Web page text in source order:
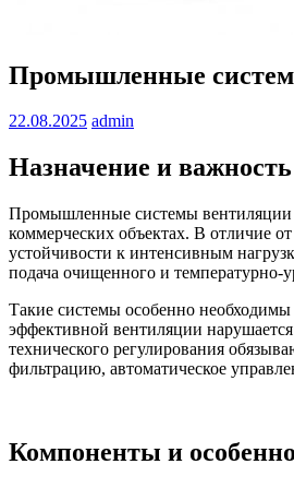
Промышленные
22.08.2025 admin
Назначение и
Промышленные системы вентиляции
коммерческих объектах. В отличие
устойчивости к интенсивным
подача очищенного и температурно-
Такие системы особенно
эффективной вентиляции
технического регулирования
фильтрацию, автоматическое
Компоненты и